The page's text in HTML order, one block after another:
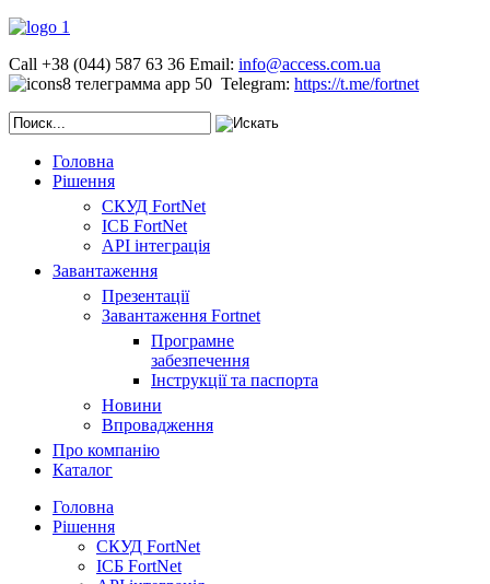
Call +38 (044) 587 63 36 Email: info@access.com.ua
Telegram: https://t.me/fortnet
Головна
Рішення
СКУД FortNet
ІСБ FortNet
API інтеграція
Завантаження
Презентації
Завантаження Fortnet
Програмне
забезпечення
Інструкції та паспорта
Новини
Впровадження
Про компанію
Каталог
Головна
Рішення
СКУД FortNet
ІСБ FortNet